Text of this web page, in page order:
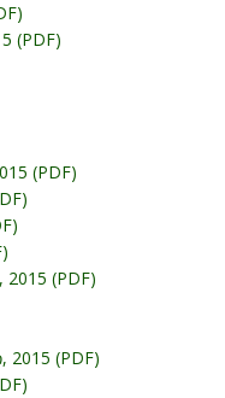
(PDF)
(PDF)
(PDF)
2015 (PDF)